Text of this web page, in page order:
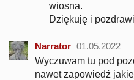
wiosna.
Dziękuję i
Narrator 01.05.2022
Wyczuwam tu pod
nawet zapowiedź